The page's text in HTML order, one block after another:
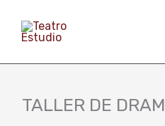
TALLER DE